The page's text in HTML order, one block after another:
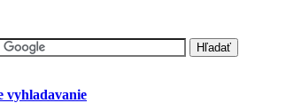
vyhladavanie